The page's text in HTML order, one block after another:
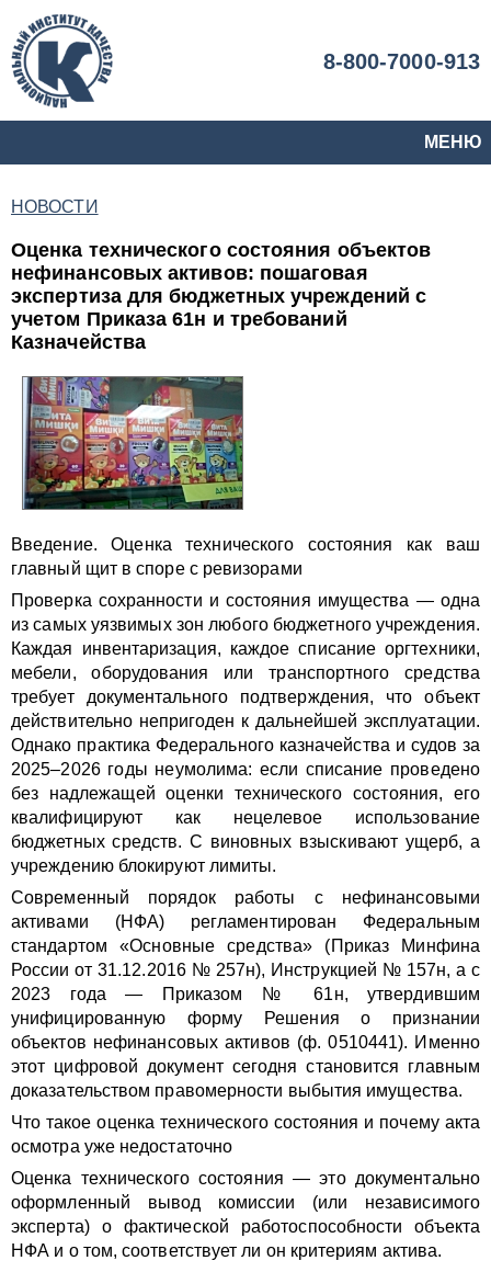
8-800-7000-913
МЕНЮ
НОВОСТИ
Оценка технического состояния объектов
нефинансовых активов: пошаговая
экспертиза для бюджетных учреждений с
учетом Приказа 61н и требований
Казначейства
Введение. Оценка технического состояния как ваш
главный щит в споре с ревизорами
Проверка сохранности и состояния имущества — одна
из самых уязвимых зон любого бюджетного учреждения.
Каждая инвентаризация, каждое списание оргтехники,
мебели, оборудования или транспортного средства
требует документального подтверждения, что объект
действительно непригоден к дальнейшей эксплуатации.
Однако практика Федерального казначейства и судов за
2025–2026 годы неумолима: если списание проведено
без надлежащей оценки технического состояния, его
квалифицируют как нецелевое использование
бюджетных средств. С виновных взыскивают ущерб, а
учреждению блокируют лимиты.
Современный порядок работы с нефинансовыми
активами (НФА) регламентирован Федеральным
стандартом «Основные средства» (Приказ Минфина
России от 31.12.2016 № 257н), Инструкцией № 157н, а с
2023 года — Приказом № 61н, утвердившим
унифицированную форму Решения о признании
объектов нефинансовых активов (ф. 0510441). Именно
этот цифровой документ сегодня становится главным
доказательством правомерности выбытия имущества.
Что такое оценка технического состояния и почему акта
осмотра уже недостаточно
Оценка технического состояния — это документально
оформленный вывод комиссии (или независимого
эксперта) о фактической работоспособности объекта
НФА и о том, соответствует ли он критериям актива.